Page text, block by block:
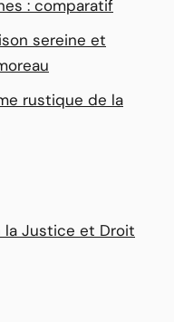
: comparatif
sereine et
rustique de la
la Justice et Droit